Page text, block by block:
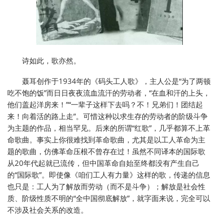
诗如此，歌亦然。
聂耳创作于1934年的《码头工人歌》，主人公是“为了两顿
吃不饱的饭”而日日夜夜流血流汗的劳动者，“在血和汗的上头，
他们盖起洋房来！”“一辈子这样下去吗？不！兄弟们！团结起
来！向着活的路上走”。可惜这种以求生存的劳动者的阶级斗争
为主题的作品，相当罕见。后来的所谓“红歌”，几乎都算不上革
命歌曲。事实上你很难找到革命歌曲，尤其是以工人革命为主
题的歌曲，仿佛革命压根不曾存在过！虽然不同译本的国际歌
从20年代起就已流传，但中国革命自始至终都没有产生自己
的“国际歌”。即使像《咱们工人有力量》这样的歌，传递的信息
也只是：工人为了解放而劳动（而不是斗争）；解放是社会性
质、阶级性质不明的“全中国彻底解放”，就字面来说，完全可以
不涉及社会关系的改造。